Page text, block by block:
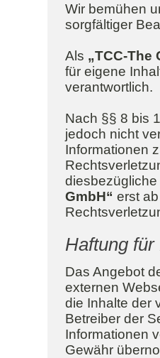
Wir bemühen
sorgfältiger
Als „TCC-The
für eigene
verantwortlich.
Nach §§ 8 bis
jedoch nicht
Informationen
GmbH“ erst
Haftung für
Das Angebot
externen
die Inhalte der
Betreiber der
Informationen
Gewähr